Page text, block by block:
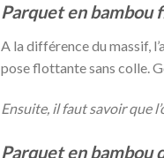
Parquet en bambou
A la différence du massif,
pose flottante sans colle.
Ensuite, il faut savoir que
Parquet en bambou